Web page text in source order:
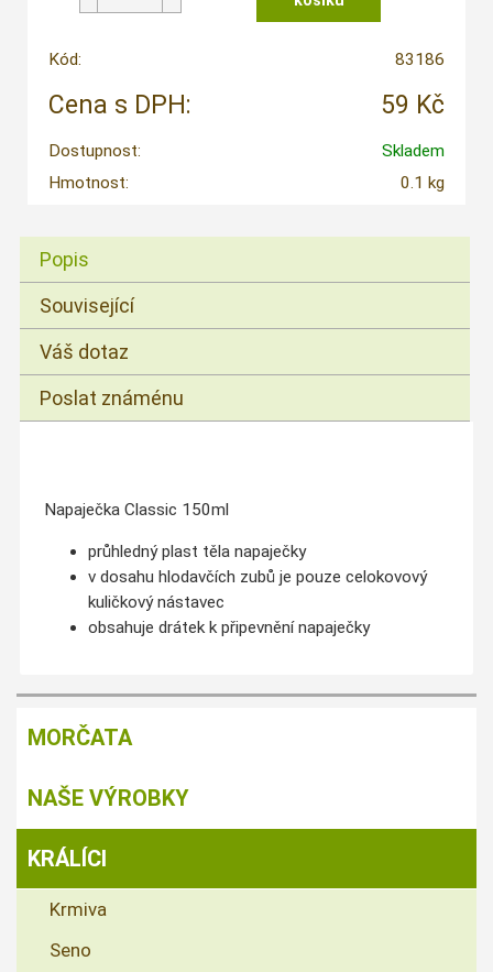
Kód: 83186
Cena s DPH: 59 Kč
Dostupnost:
Skladem
Hmotnost:
0.1 kg
Popis
Související
Váš dotaz
Poslat známénu
Napaječka Classic 150ml
průhledný plast těla napaječky
v dosahu hlodavčích zubů je pouze celokovový
kuličkový nástavec
obsahuje drátek k připevnění napaječky
MORČATA
NAŠE VÝROBKY
KRÁLÍCI
Krmiva
Seno